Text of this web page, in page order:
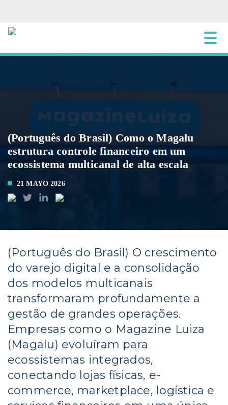
(Português do Brasil) Como o Magalu
estrutura controle financeiro em um
ecossistema multicanal de alta escala
21 MAYO 2026
(Português do Brasil) O crescimento
do varejo digital e a consolidação
dos modelos multicanais
transformaram profundamente a
gestão de grandes operações.
Empresas como o Magazine Luiza
(Magalu) evoluíram para
ecossistemas integrados,
conectando lojas físicas, e-
commerce, marketplace, logística e